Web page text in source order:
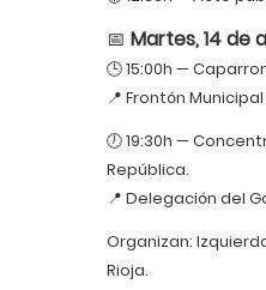
📅 Martes, 14 de
🕒 15:00h —
📍 Frontón
🕖 19:30h —
República.
📍 Delegación del
Organizan:
Rioja.